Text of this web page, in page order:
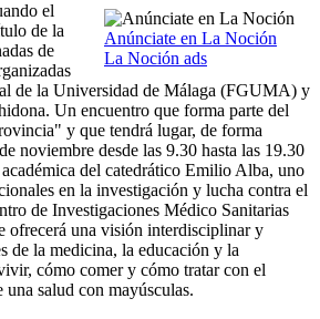
Anúnciate en La Noción
La Noción ads
el
de la
de
de la Universidad de Málaga (FGUMA) y
Un encuentro que forma parte del
y que tendrá lugar, de forma
noviembre desde las 9.30 hasta las 19.30
del catedrático Emilio Alba, uno
en la investigación y lucha contra el
de Investigaciones Médico Sanitarias
una visión interdisciplinar y
de la medicina, la educación y la
cómo comer y cómo tratar con el
salud con mayúsculas.